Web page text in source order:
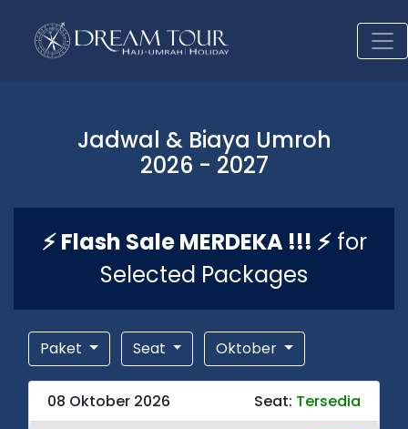
Jadwal & Biaya Umroh
2026 - 2027
⚡ Flash Sale MERDEKA !!! ⚡for
Selected Packages
Paket Seat Oktober
08 Oktober 2026 Seat: Tersedia